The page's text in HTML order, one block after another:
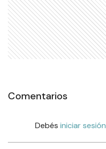
Comentarios
Debés iniciar sesión